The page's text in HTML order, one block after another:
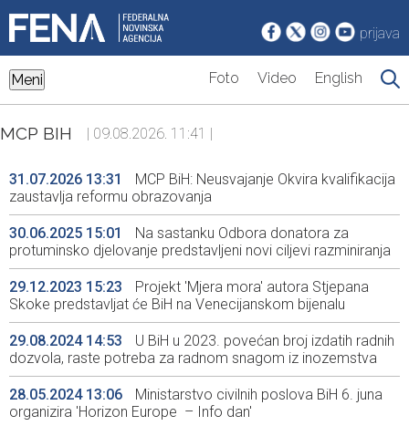
prijava
Meni Foto Video English
MCP BIH | 09.08.2026. 11:41 |
31.07.2026 13:31
MCP BiH: Neusvajanje Okvira kvalifikacija
zaustavlja reformu obrazovanja
30.06.2025 15:01
Na sastanku Odbora donatora za
protuminsko djelovanje predstavljeni novi ciljevi razminiranja
29.12.2023 15:23
Projekt 'Mjera mora' autora Stjepana
Skoke predstavljat će BiH na Venecijanskom bijenalu
29.08.2024 14:53
U BiH u 2023. povećan broj izdatih radnih
dozvola, raste potreba za radnom snagom iz inozemstva
28.05.2024 13:06
Ministarstvo civilnih poslova BiH 6. juna
organizira 'Horizon Europe – Info dan'